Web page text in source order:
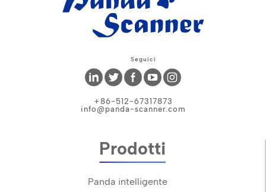
Seguici
+86-512-67317873
info@panda-scanner.com
Prodotti
Panda intelligente